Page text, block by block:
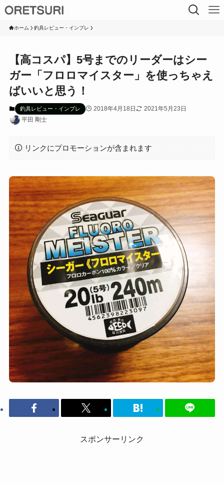
ホーム 釣具レビュー・インプレ
【高コスパ】5号までのリーダーはシー
ガー「フロロマイスター」を使っちゃえ
ばいいと思う！
釣具レビュー・インプレ 2018年4月18日
2021年5月23日
平田 剛士
リンクにプロモーションが含まれます
スポンサーリンク